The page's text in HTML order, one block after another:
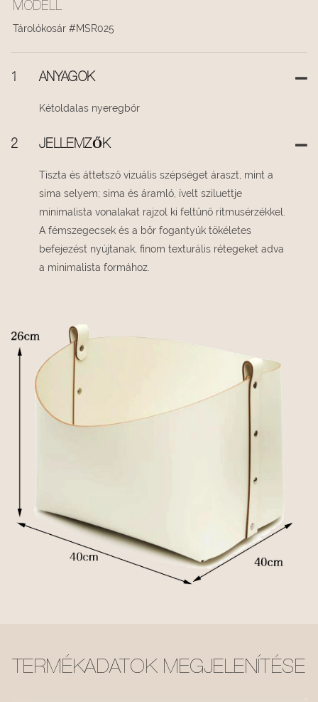
MODELL
Tárolókosár #MSR025
1 ANYAGOK
Kétoldalas nyeregbőr
2 JELLEMZŐK
Tiszta és áttetsző vizuális szépséget áraszt, mint a
sima selyem; sima és áramló, ívelt sziluettje
minimalista vonalakat rajzol ki feltűnő ritmusérzékkel.
A fémszegecsek és a bőr fogantyúk tökéletes
befejezést nyújtanak, finom texturális rétegeket adva
a minimalista formához.
TERMÉKADATOK MEGJELENÍTÉSE